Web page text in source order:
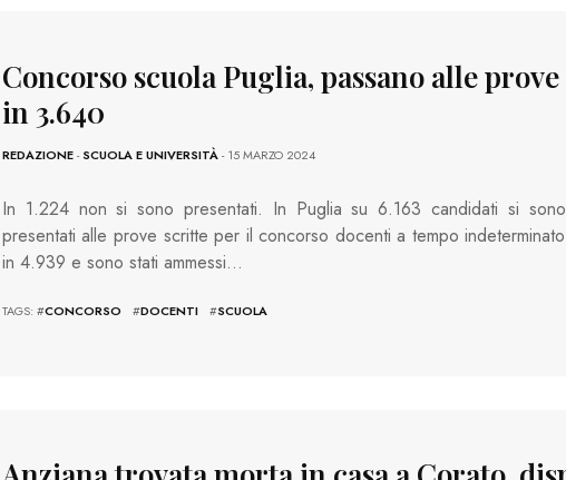
Concorso scuola Puglia, passano alle
in 3.640
REDAZIONE-SCUOLA E UNIVERSITÀ- 15 MARZO 2024
In 1.224 non si sono presentati. In Puglia su 6.163 candidati si sono
presentati alle prove scritte per il concorso docenti a tempo indeterminato
in 4.939 e sono stati ammessi…
TAGS: #CONCORSO #DOCENTI #SCUOLA